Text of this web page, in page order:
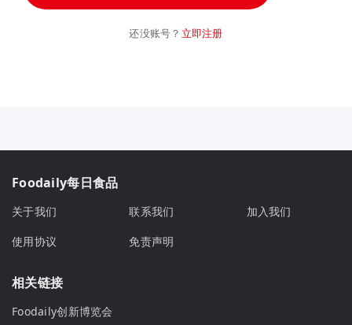
还没账号？ 立即注册
Foodaily每日食品
关于我们 联系我们
加入我们
使用协议
免责声明
相关链接
Foodaily创新博览会